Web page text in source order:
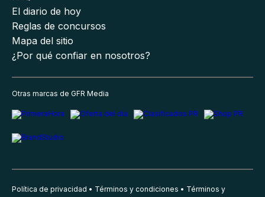
El diario de hoy
Reglas de concursos
Mapa del sitio
¿Por qué confiar en nosotros?
Otras marcas de GFR Media
Política de privacidad Términos y condiciones Términos y